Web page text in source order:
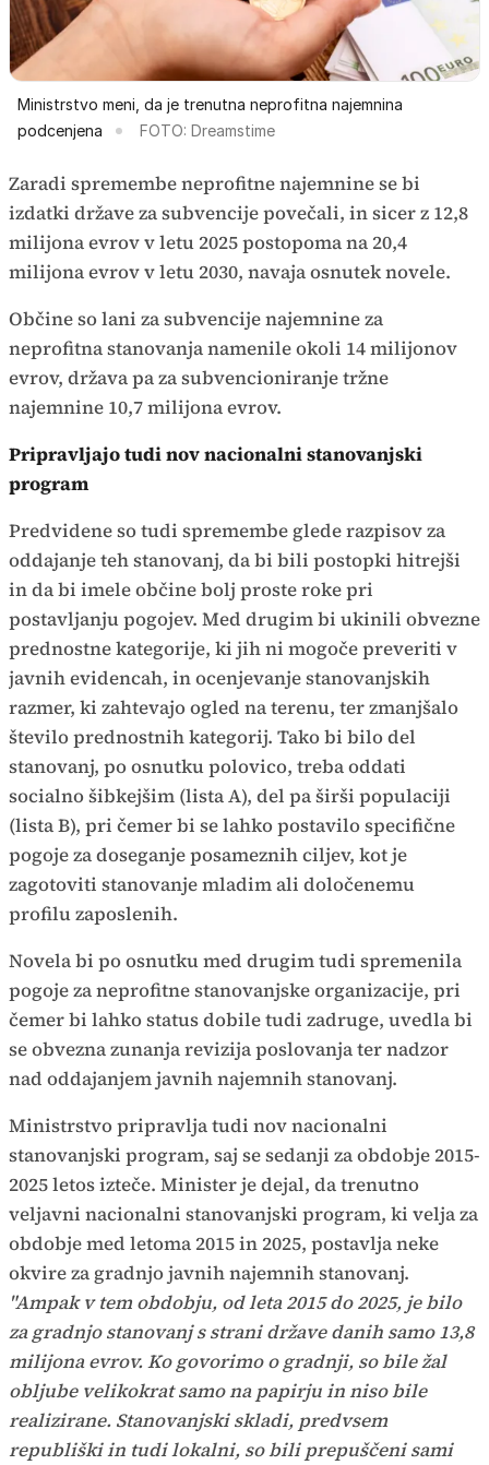
Ministrstvo meni, da je trenutna neprofitna najemnina
podcenjena
FOTO: Dreamstime
Zaradi spremembe neprofitne najemnine se bi
izdatki države za subvencije povečali, in sicer z 12,8
milijona evrov v letu 2025 postopoma na 20,4
milijona evrov v letu 2030, navaja osnutek novele.
Občine so lani za subvencije najemnine za
neprofitna stanovanja namenile okoli 14 milijonov
evrov, država pa za subvencioniranje tržne
najemnine 10,7 milijona evrov.
Pripravljajo tudi nov nacionalni stanovanjski
program
Predvidene so tudi spremembe glede razpisov za
oddajanje teh stanovanj, da bi bili postopki hitrejši
in da bi imele občine bolj proste roke pri
postavljanju pogojev. Med drugim bi ukinili obvezne
prednostne kategorije, ki jih ni mogoče preveriti v
javnih evidencah, in ocenjevanje stanovanjskih
razmer, ki zahtevajo ogled na terenu, ter zmanjšalo
število prednostnih kategorij. Tako bi bilo del
stanovanj, po osnutku polovico, treba oddati
socialno šibkejšim (lista A), del pa širši populaciji
(lista B), pri čemer bi se lahko postavilo specifične
pogoje za doseganje posameznih ciljev, kot je
zagotoviti stanovanje mladim ali določenemu
profilu zaposlenih.
Novela bi po osnutku med drugim tudi spremenila
pogoje za neprofitne stanovanjske organizacije, pri
čemer bi lahko status dobile tudi zadruge, uvedla bi
se obvezna zunanja revizija poslovanja ter nadzor
nad oddajanjem javnih najemnih stanovanj.
Ministrstvo pripravlja tudi nov nacionalni
stanovanjski program, saj se sedanji za obdobje 2015-
2025 letos izteče. Minister je dejal, da trenutno
veljavni nacionalni stanovanjski program, ki velja za
obdobje med letoma 2015 in 2025, postavlja neke
okvire za gradnjo javnih najemnih stanovanj.
"Ampak v tem obdobju, od leta 2015 do 2025, je bilo
za gradnjo stanovanj s strani države danih samo 13,8
milijona evrov. Ko govorimo o gradnji, so bile žal
obljube velikokrat samo na papirju in niso bile
realizirane. Stanovanjski skladi, predvsem
republiški in tudi lokalni, so bili prepuščeni sami